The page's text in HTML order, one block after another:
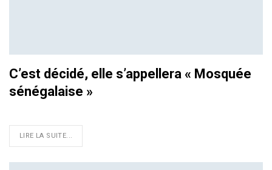
C’est décidé, elle s’appellera « Mosquée
sénégalaise »
LIRE LA SUITE...